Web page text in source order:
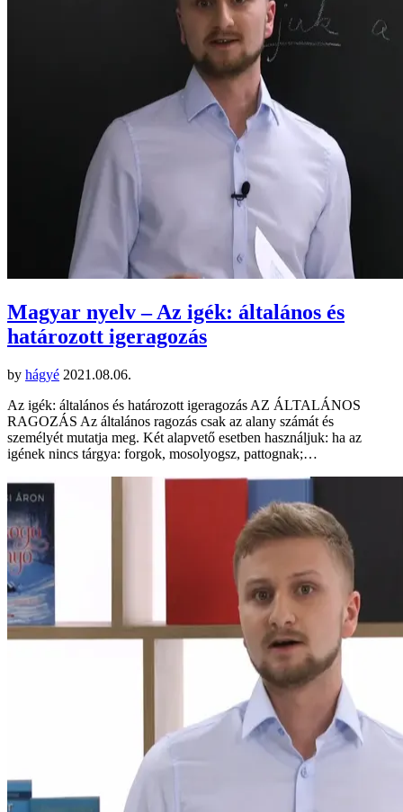
Magyar nyelv – Az igék: általános és
határozott igeragozás
by hágyé 2021.08.06.
Az igék: általános és határozott igeragozás AZ ÁLTALÁNOS
RAGOZÁS Az általános ragozás csak az alany számát és
személyét mutatja meg. Két alapvető esetben használjuk: ha az
igének nincs tárgya: forgok, mosolyogsz, pattognak;…